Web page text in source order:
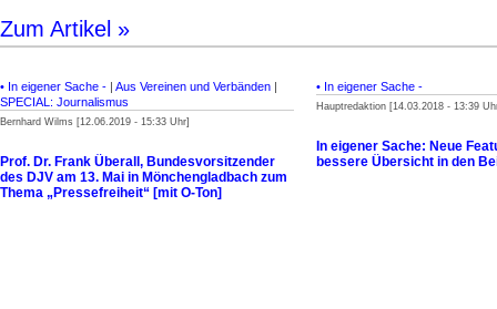
Zum Artikel »
• In eigener Sache - | Aus Vereinen und Verbänden |
SPECIAL: Journalismus
Bernhard Wilms [12.06.2019 - 15:33 Uhr]
Prof. Dr. Frank Überall, Bundesvor­sitzender
des DJV am 13. Mai in Mönchengladbach zum
Thema „Pressefreiheit“ [mit O-Ton]
• In eigener Sache -
Hauptredaktion [14.03.2018 - 13:39
In eigener Sache: Neue
bessere Übersicht in den